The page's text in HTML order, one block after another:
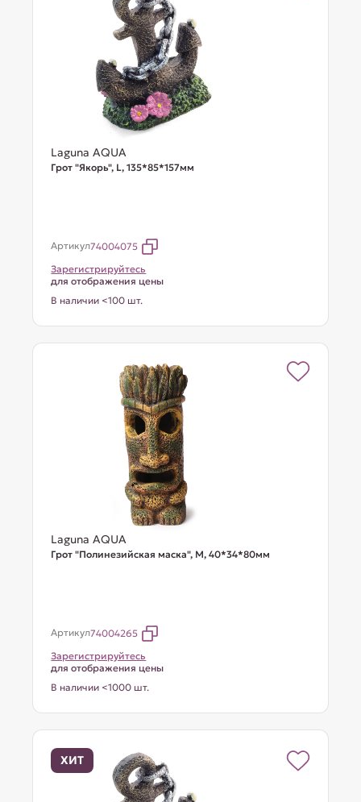
Laguna AQUA
Грот "Якорь", L, 135*85*157мм
Артикул74004075
Зарегистрируйтесь
для отображения цены
В наличии <100 шт.
Laguna AQUA
Грот "Полинезийская маска", M, 40*34*80мм
Артикул74004265
Зарегистрируйтесь
для отображения цены
В наличии <1000 шт.
ХИТ